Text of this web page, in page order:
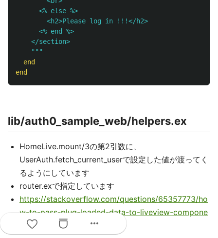
      <% else %>
        <h2>Please log in !!!</h2>
      <% end %>
    </section>
    """
end
end
lib/auth0_sample_web/helpers.ex
HomeLive.mount/3の第2引数に、
UserAuth.fetch_current_userで設定した値が渡ってく
るようにしています
router.exで指定しています
https://stackoverflow.com/questions/65357773/ho
w-to-pass-plug-loaded-data-to-liveview-compone
ntsを参考にしましたmore_horiz